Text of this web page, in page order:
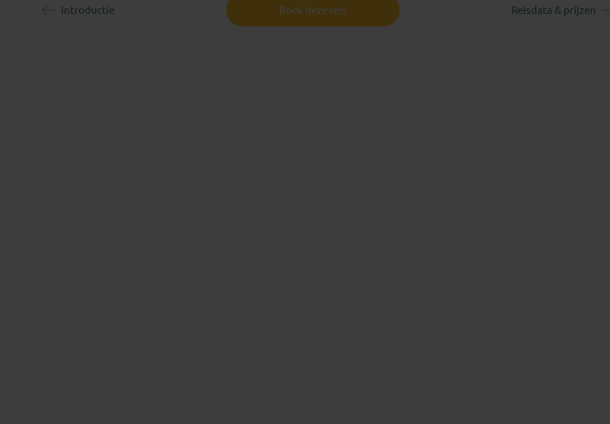
Introductie Boek deze reis Reisdata & prijzen